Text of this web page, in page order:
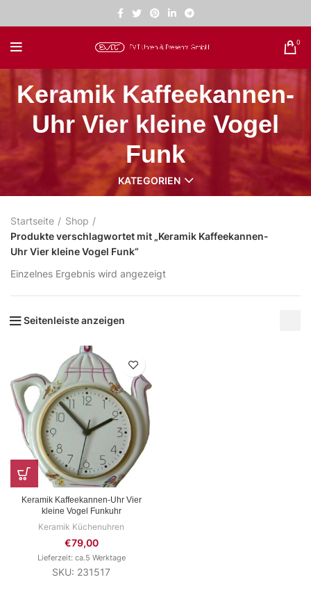
0
Keramik Kaffeekannen-
Uhr Vier kleine Vogel
Funk
KATEGORIEN
Startseite
Shop
Produkte verschlagwortet mit „Keramik Kaffeekannen-
Uhr Vier kleine Vogel Funk“
Einzelnes Ergebnis wird angezeigt
Seitenleiste anzeigen
Keramik Kaffeekannen-Uhr Vier
kleine Vogel Funkuhr
Keramik Küchenuhren
€79,00
Lieferzeit: ca.5 Werktage
SKU: 231517